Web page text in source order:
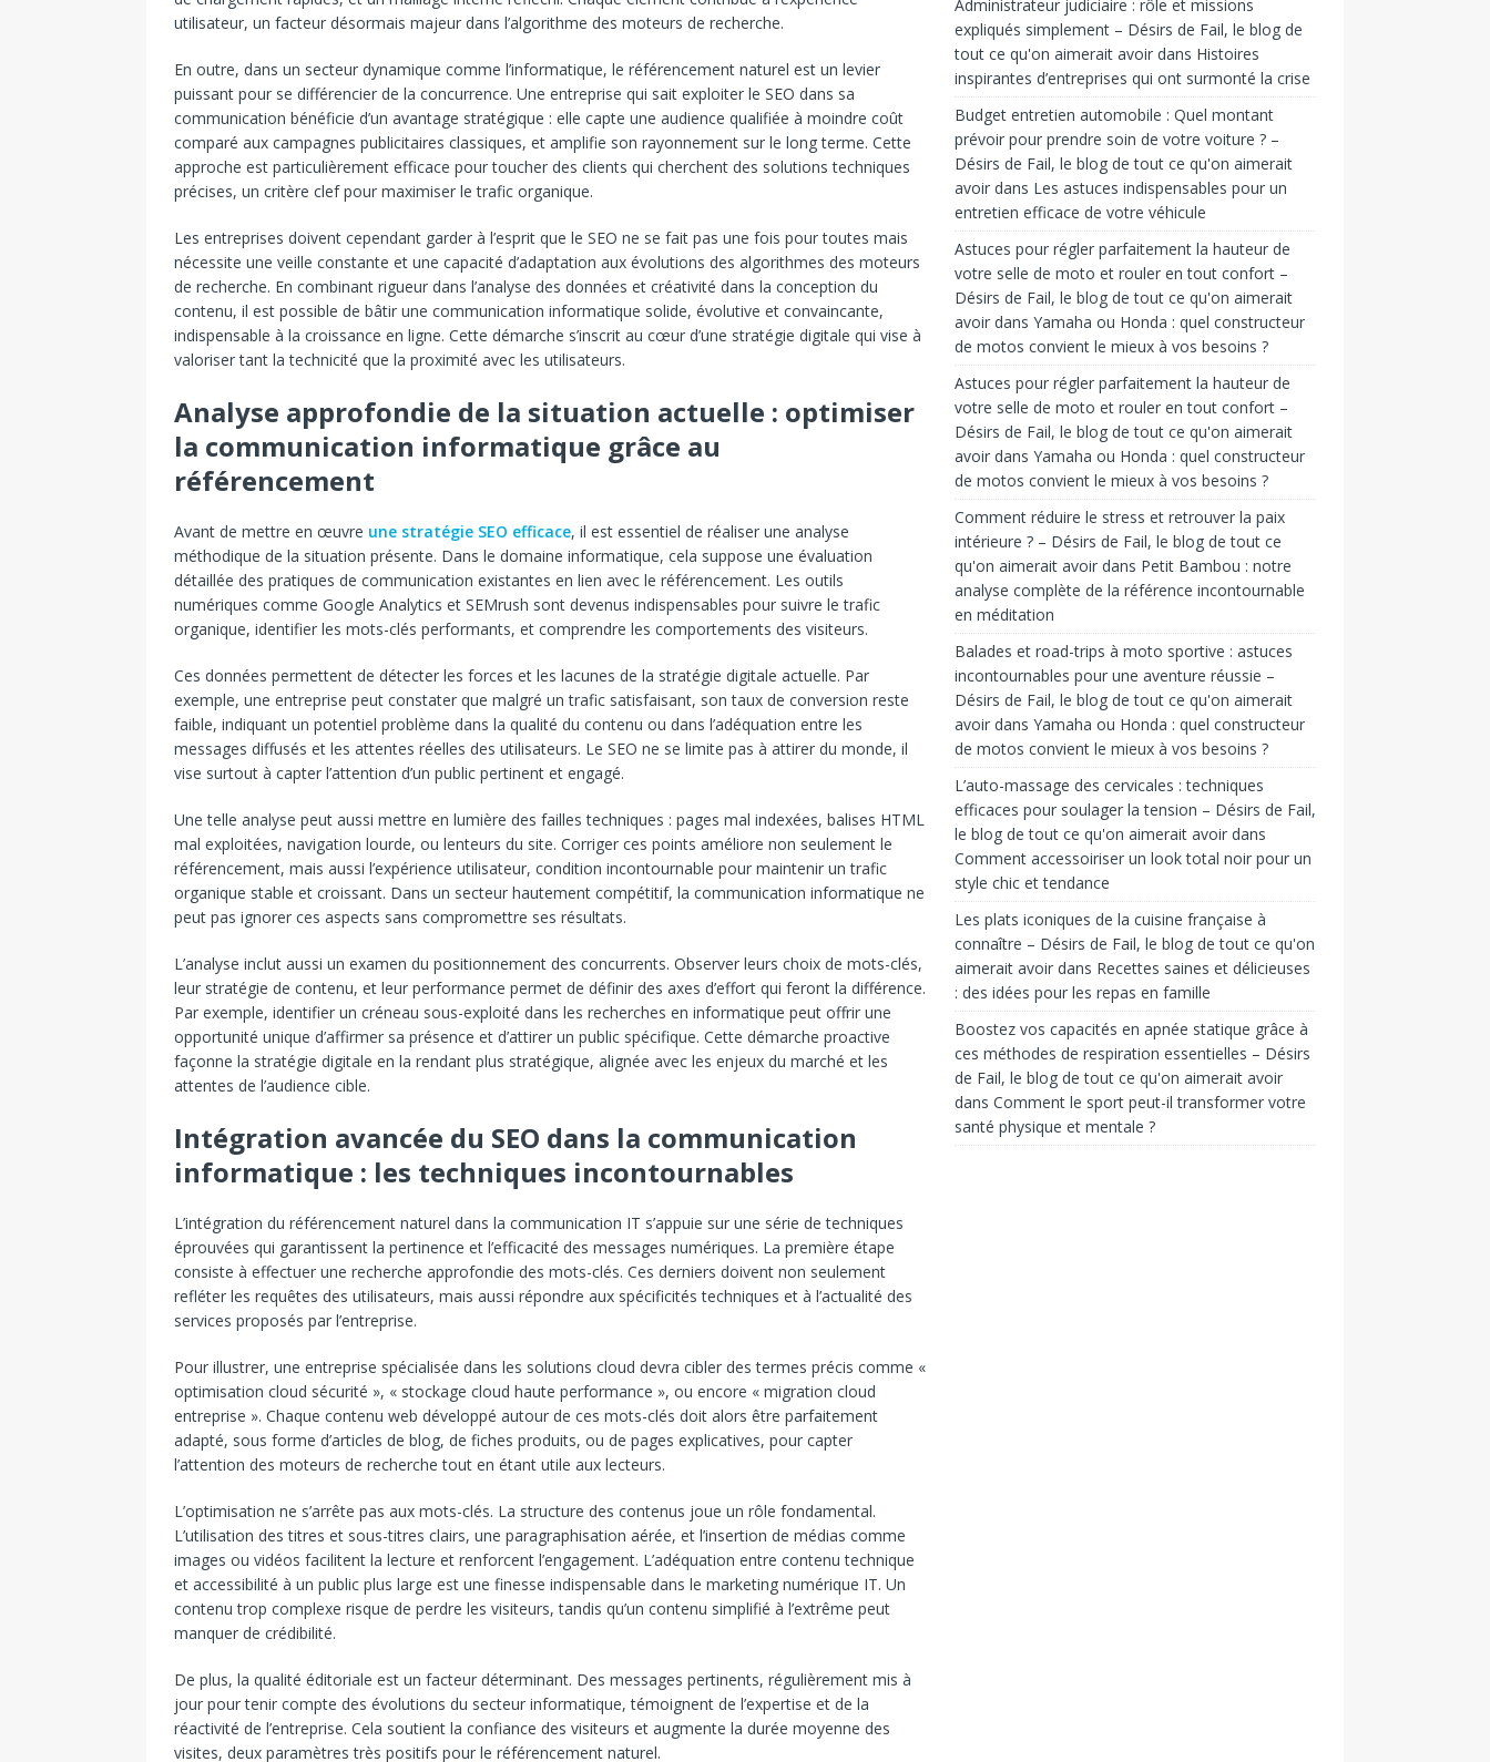
utilisateur, un facteur désormais majeur dans l’algorithme des moteurs de recherche.
En outre, dans un secteur dynamique comme l’informatique, le référencement naturel est un levier
puissant pour se différencier de la concurrence. Une entreprise qui sait exploiter le SEO dans sa
communication bénéficie d’un avantage stratégique : elle capte une audience qualifiée à moindre coût
comparé aux campagnes publicitaires classiques, et amplifie son rayonnement sur le long terme. Cette
approche est particulièrement efficace pour toucher des clients qui cherchent des solutions techniques
précises, un critère clef pour maximiser le trafic organique.
Les entreprises doivent cependant garder à l’esprit que le SEO ne se fait pas une fois pour toutes mais
nécessite une veille constante et une capacité d’adaptation aux évolutions des algorithmes des moteurs
de recherche. En combinant rigueur dans l’analyse des données et créativité dans la conception du
contenu, il est possible de bâtir une communication informatique solide, évolutive et convaincante,
indispensable à la croissance en ligne. Cette démarche s’inscrit au cœur d’une stratégie digitale qui vise à
valoriser tant la technicité que la proximité avec les utilisateurs.
Analyse approfondie de la situation actuelle : optimiser
la communication informatique grâce au
référencement
Avant de mettre en œuvre une stratégie SEO efficace, il est essentiel de réaliser une analyse
méthodique de la situation présente. Dans le domaine informatique, cela suppose une évaluation
détaillée des pratiques de communication existantes en lien avec le référencement. Les outils
numériques comme Google Analytics et SEMrush sont devenus indispensables pour suivre le trafic
organique, identifier les mots-clés performants, et comprendre les comportements des visiteurs.
Ces données permettent de détecter les forces et les lacunes de la stratégie digitale actuelle. Par
exemple, une entreprise peut constater que malgré un trafic satisfaisant, son taux de conversion reste
faible, indiquant un potentiel problème dans la qualité du contenu ou dans l’adéquation entre les
messages diffusés et les attentes réelles des utilisateurs. Le SEO ne se limite pas à attirer du monde, il
vise surtout à capter l’attention d’un public pertinent et engagé.
Une telle analyse peut aussi mettre en lumière des failles techniques : pages mal indexées, balises HTML
mal exploitées, navigation lourde, ou lenteurs du site. Corriger ces points améliore non seulement le
référencement, mais aussi l’expérience utilisateur, condition incontournable pour maintenir un trafic
organique stable et croissant. Dans un secteur hautement compétitif, la communication informatique ne
peut pas ignorer ces aspects sans compromettre ses résultats.
L’analyse inclut aussi un examen du positionnement des concurrents. Observer leurs choix de mots-clés,
leur stratégie de contenu, et leur performance permet de définir des axes d’effort qui feront la différence.
Par exemple, identifier un créneau sous-exploité dans les recherches en informatique peut offrir une
opportunité unique d’affirmer sa présence et d’attirer un public spécifique. Cette démarche proactive
façonne la stratégie digitale en la rendant plus stratégique, alignée avec les enjeux du marché et les
attentes de l’audience cible.
Intégration avancée du SEO dans la communication
informatique : les techniques incontournables
L’intégration du référencement naturel dans la communication IT s’appuie sur une série de techniques
éprouvées qui garantissent la pertinence et l’efficacité des messages numériques. La première étape
consiste à effectuer une recherche approfondie des mots-clés. Ces derniers doivent non seulement
refléter les requêtes des utilisateurs, mais aussi répondre aux spécificités techniques et à l’actualité des
services proposés par l’entreprise.
Pour illustrer, une entreprise spécialisée dans les solutions cloud devra cibler des termes précis comme «
optimisation cloud sécurité », « stockage cloud haute performance », ou encore « migration cloud
entreprise ». Chaque contenu web développé autour de ces mots-clés doit alors être parfaitement
adapté, sous forme d’articles de blog, de fiches produits, ou de pages explicatives, pour capter
l’attention des moteurs de recherche tout en étant utile aux lecteurs.
L’optimisation ne s’arrête pas aux mots-clés. La structure des contenus joue un rôle fondamental.
L’utilisation des titres et sous-titres clairs, une paragraphisation aérée, et l’insertion de médias comme
images ou vidéos facilitent la lecture et renforcent l’engagement. L’adéquation entre contenu technique
et accessibilité à un public plus large est une finesse indispensable dans le marketing numérique IT. Un
contenu trop complexe risque de perdre les visiteurs, tandis qu’un contenu simplifié à l’extrême peut
manquer de crédibilité.
De plus, la qualité éditoriale est un facteur déterminant. Des messages pertinents, régulièrement mis à
jour pour tenir compte des évolutions du secteur informatique, témoignent de l’expertise et de la
réactivité de l’entreprise. Cela soutient la confiance des visiteurs et augmente la durée moyenne des
visites, deux paramètres très positifs pour le référencement naturel.
Administrateur judiciaire : rôle et missions
expliqués simplement – Désirs de Fail, le blog de
tout ce qu'on aimerait avoirdans Histoires
inspirantes d’entreprises qui ont surmonté la crise
Budget entretien automobile : Quel montant
prévoir pour prendre soin de votre voiture ? –
Désirs de Fail, le blog de tout ce qu'on aimerait
avoirdans Les astuces indispensables pour un
entretien efficace de votre véhicule
Astuces pour régler parfaitement la hauteur de
votre selle de moto et rouler en tout confort –
Désirs de Fail, le blog de tout ce qu'on aimerait
avoirdans Yamaha ou Honda : quel constructeur
de motos convient le mieux à vos besoins ?
Astuces pour régler parfaitement la hauteur de
votre selle de moto et rouler en tout confort –
Désirs de Fail, le blog de tout ce qu'on aimerait
avoirdans Yamaha ou Honda : quel constructeur
de motos convient le mieux à vos besoins ?
Comment réduire le stress et retrouver la paix
intérieure ? – Désirs de Fail, le blog de tout ce
qu'on aimerait avoirdans Petit Bambou : notre
analyse complète de la référence incontournable
en méditation
Balades et road-trips à moto sportive : astuces
incontournables pour une aventure réussie –
Désirs de Fail, le blog de tout ce qu'on aimerait
avoirdans Yamaha ou Honda : quel constructeur
de motos convient le mieux à vos besoins ?
L’auto-massage des cervicales : techniques
efficaces pour soulager la tension – Désirs de Fail,
le blog de tout ce qu'on aimerait avoirdans
Comment accessoiriser un look total noir pour un
style chic et tendance
Les plats iconiques de la cuisine française à
connaître – Désirs de Fail, le blog de tout ce qu'on
aimerait avoirdans Recettes saines et délicieuses
: des idées pour les repas en famille
Boostez vos capacités en apnée statique grâce à
ces méthodes de respiration essentielles – Désirs
de Fail, le blog de tout ce qu'on aimerait avoir
dans Comment le sport peut-il transformer votre
santé physique et mentale ?